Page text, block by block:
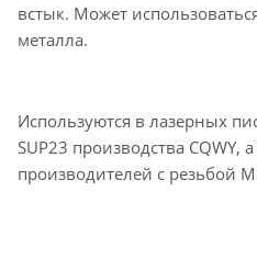
встык. Может
металла.
Используются в лазерных
SUP23 производства CQWY,
производителей с резьбой